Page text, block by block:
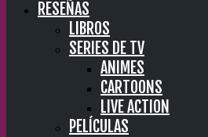
RESEÑAS
LIBROS
SERIES DE TV
ANIMES
CARTOONS
LIVE ACTION
PELÍCULAS